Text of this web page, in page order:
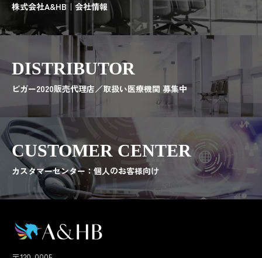
株式会社A&HB｜会社情報
DISTRIBUTOR
ビガー2020販売代理店／取扱い医療機関 募集中
CUSTOMER CENTER
カスタマーセンター：個人のお客様向け